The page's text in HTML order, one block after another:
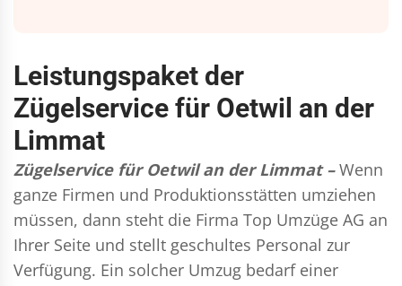
Leistungspaket der
Zügelservice für Oetwil an der
Limmat
Zügelservice für Oetwil an der Limmat – Wenn
ganze Firmen und Produktionsstätten umziehen
müssen, dann steht die Firma Top Umzüge AG an
Ihrer Seite und stellt geschultes Personal zur
Verfügung. Ein solcher Umzug bedarf einer